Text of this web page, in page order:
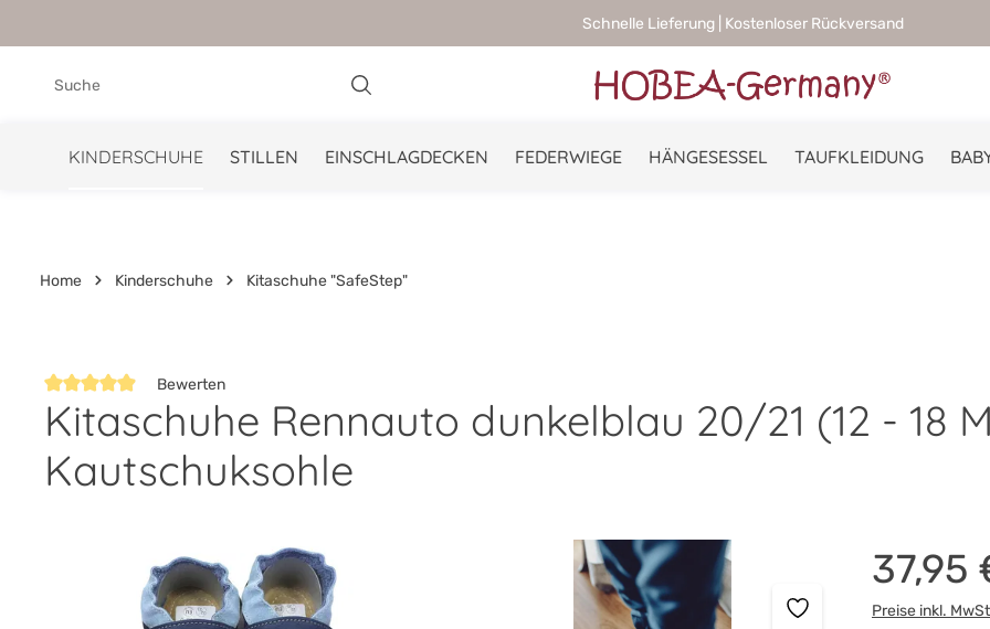
Schnelle Lieferung | Kostenloser Rückversand
KINDERSCHUHE STILLEN EINSCHLAGDECKEN FEDERWIEGE HÄNGESESSEL TAUFKLEIDUNG
Home Kinderschuhe Kitaschuhe "SafeStep"
Durchschnittliche Bewertung von 4.8 von 5 Sternen
Bewerten
Kitaschuhe Rennauto dunkelblau 20/21 (12 - 18
Kautschuksohle
37,95
Preise inkl.